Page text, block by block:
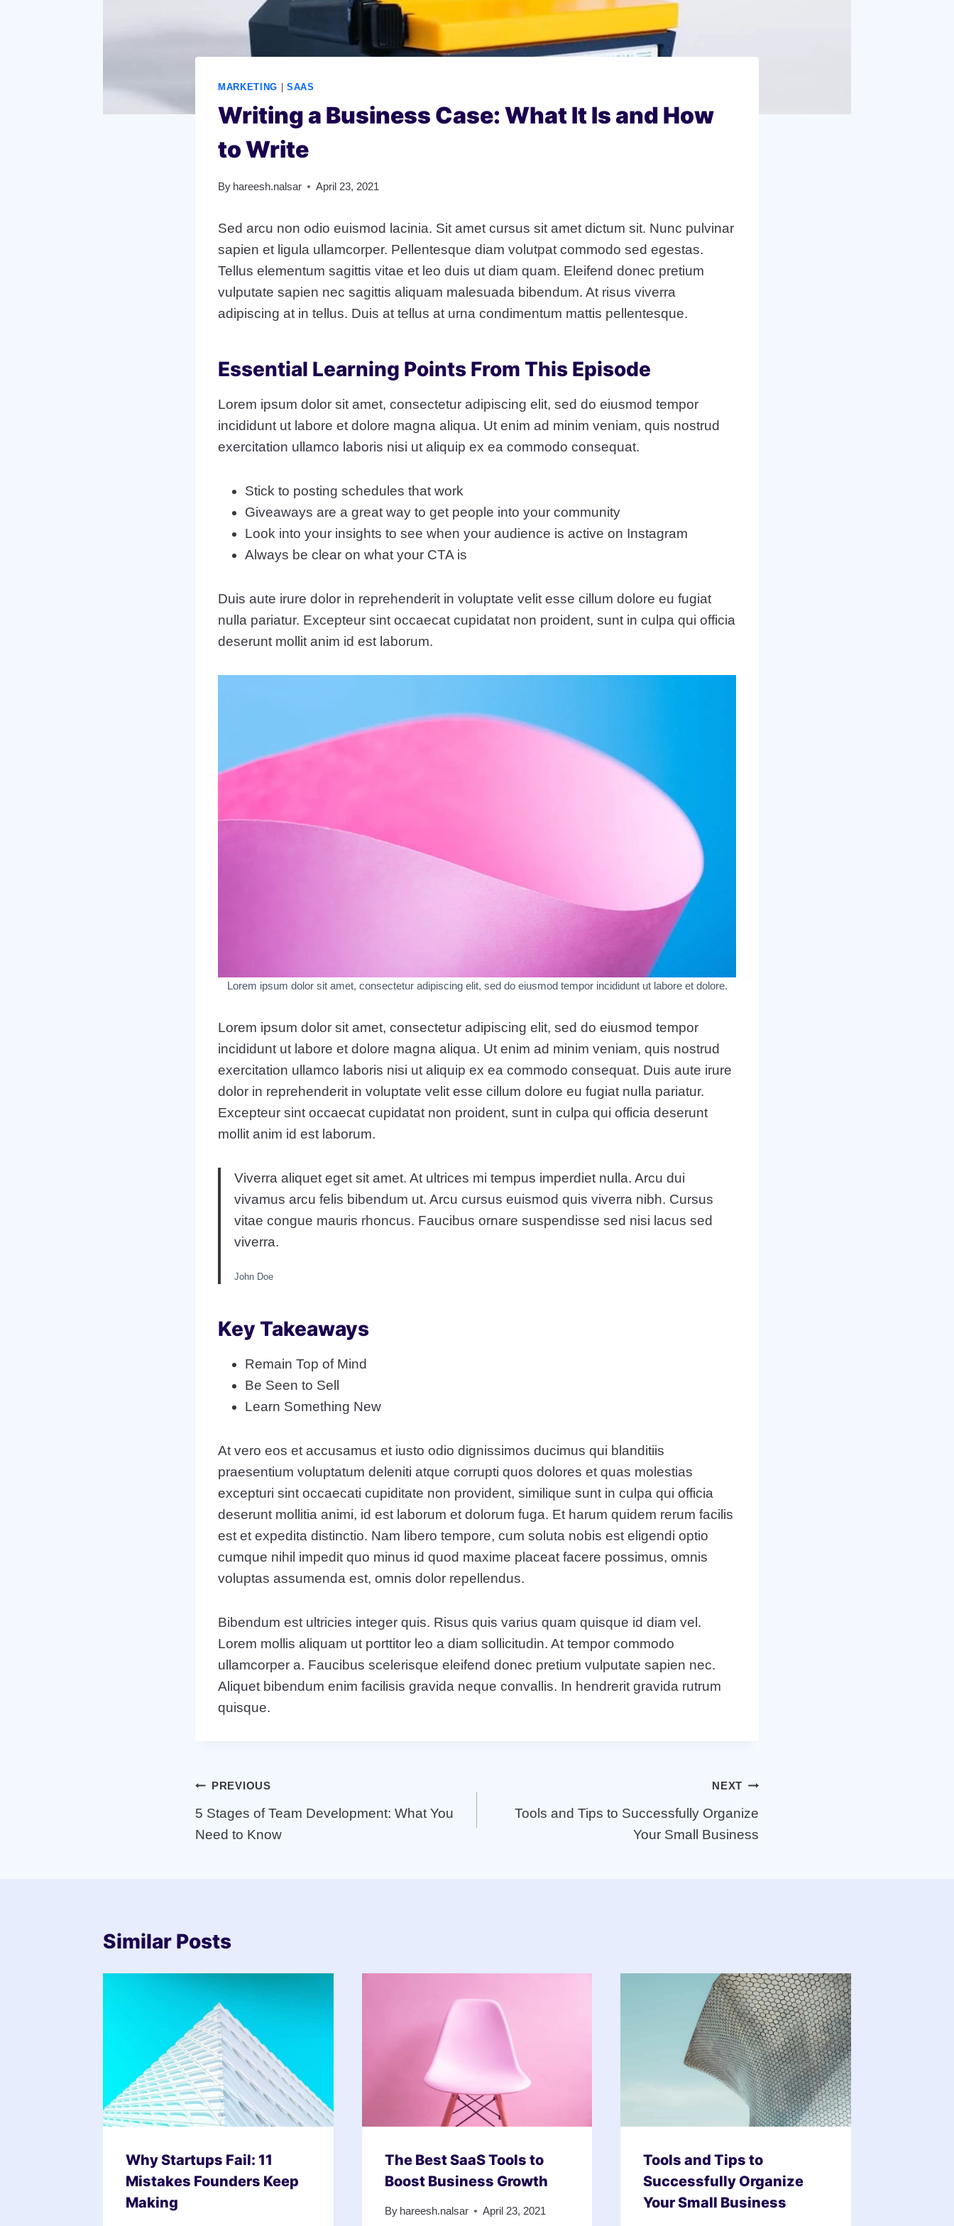
MARKETING | SAAS
Writing a Business Case: What It Is and How
to Write
By hareesh.nalsar April 23, 2021
Sed arcu non odio euismod lacinia. Sit amet cursus sit amet dictum sit. Nunc pulvinar
sapien et ligula ullamcorper. Pellentesque diam volutpat commodo sed egestas.
Tellus elementum sagittis vitae et leo duis ut diam quam. Eleifend donec pretium
vulputate sapien nec sagittis aliquam malesuada bibendum. At risus viverra
adipiscing at in tellus. Duis at tellus at urna condimentum mattis pellentesque.
Essential Learning Points From This Episode
Lorem ipsum dolor sit amet, consectetur adipiscing elit, sed do eiusmod tempor
incididunt ut labore et dolore magna aliqua. Ut enim ad minim veniam, quis nostrud
exercitation ullamco laboris nisi ut aliquip ex ea commodo consequat.
Stick to posting schedules that work
Giveaways are a great way to get people into your community
Look into your insights to see when your audience is active on Instagram
Always be clear on what your CTA is
Duis aute irure dolor in reprehenderit in voluptate velit esse cillum dolore eu fugiat
nulla pariatur. Excepteur sint occaecat cupidatat non proident, sunt in culpa qui officia
deserunt mollit anim id est laborum.
Lorem ipsum dolor sit amet, consectetur adipiscing elit, sed do eiusmod tempor incididunt ut labore et dolore.
Lorem ipsum dolor sit amet, consectetur adipiscing elit, sed do eiusmod tempor
incididunt ut labore et dolore magna aliqua. Ut enim ad minim veniam, quis nostrud
exercitation ullamco laboris nisi ut aliquip ex ea commodo consequat. Duis aute irure
dolor in reprehenderit in voluptate velit esse cillum dolore eu fugiat nulla pariatur.
Excepteur sint occaecat cupidatat non proident, sunt in culpa qui officia deserunt
mollit anim id est laborum.
Viverra aliquet eget sit amet. At ultrices mi tempus imperdiet nulla. Arcu dui
vivamus arcu felis bibendum ut. Arcu cursus euismod quis viverra nibh. Cursus
vitae congue mauris rhoncus. Faucibus ornare suspendisse sed nisi lacus sed
viverra.
John Doe
Key Takeaways
Remain Top of Mind
Be Seen to Sell
Learn Something New
At vero eos et accusamus et iusto odio dignissimos ducimus qui blanditiis
praesentium voluptatum deleniti atque corrupti quos dolores et quas molestias
excepturi sint occaecati cupiditate non provident, similique sunt in culpa qui officia
deserunt mollitia animi, id est laborum et dolorum fuga. Et harum quidem rerum facilis
est et expedita distinctio. Nam libero tempore, cum soluta nobis est eligendi optio
cumque nihil impedit quo minus id quod maxime placeat facere possimus, omnis
voluptas assumenda est, omnis dolor repellendus.
Bibendum est ultricies integer quis. Risus quis varius quam quisque id diam vel.
Lorem mollis aliquam ut porttitor leo a diam sollicitudin. At tempor commodo
ullamcorper a. Faucibus scelerisque eleifend donec pretium vulputate sapien nec.
Aliquet bibendum enim facilisis gravida neque convallis. In hendrerit gravida rutrum
quisque.
Post
navigation
PREVIOUS
5 Stages of Team Development: What You
Need to Know
NEXT
Tools and Tips to Successfully Organize
Your Small Business
Similar Posts
Why Startups Fail: 11
Mistakes Founders Keep
Making
The Best SaaS Tools to
Boost Business Growth
By hareesh.nalsar April 23, 2021
Tools and Tips to
Successfully Organize
Your Small Business